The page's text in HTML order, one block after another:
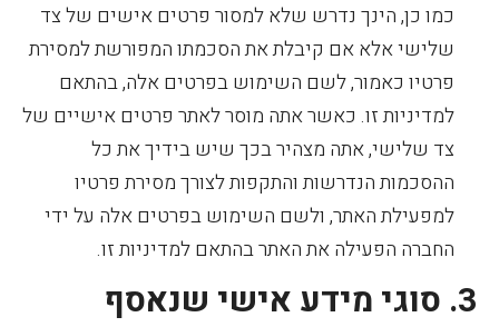
כמו כן, הינך נדרש שלא למסור פרטים אישים של צד
שלישי אלא אם קיבלת את הסכמתו המפורשת למסירת
פרטיו כאמור, לשם השימוש בפרטים אלה, בהתאם
למדיניות זו. כאשר אתה מוסר לאתר פרטים אישיים של
צד שלישי, אתה מצהיר בכך שיש בידיך את כל
ההסכמות הנדרשות והתקפות לצורך מסירת פרטיו
למפעילת האתר, ולשם השימוש בפרטים אלה על ידי
החברה הפעילה את האתר בהתאם למדיניות זו.
3. סוגי מידע אישי שנאסף